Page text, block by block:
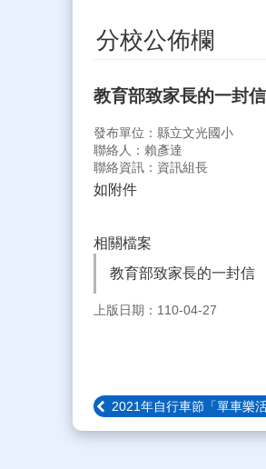
分校公佈欄
教育部致家長的一封信
發布單位：縣立文光國小
聯絡人：賴彥達
聯絡資訊：資訊組長
如附件
相關檔案
教育部致家長的一封信
上版日期：110-04-27
2021年自行車節「單車樂活